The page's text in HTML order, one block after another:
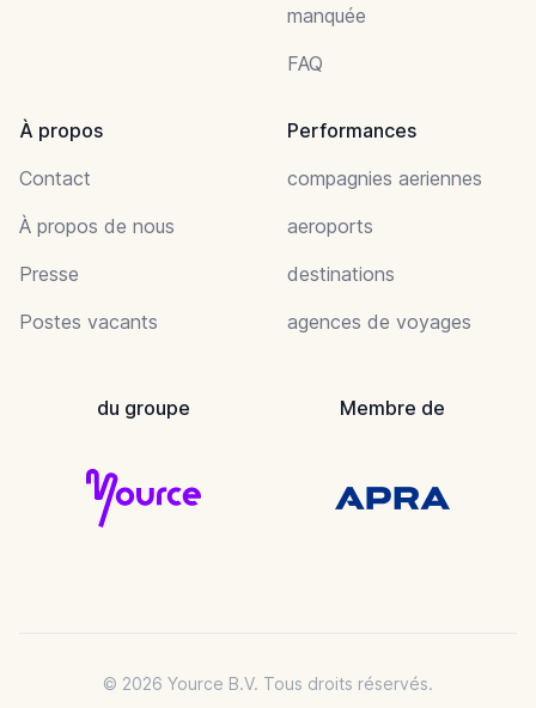
manquée
FAQ
À propos
Contact
À propos de nous
Presse
Postes vacants
Performances
compagnies aeriennes
aeroports
destinations
agences de voyages
du groupe Membre de
© 2026 Yource B.V. Tous droits réservés.